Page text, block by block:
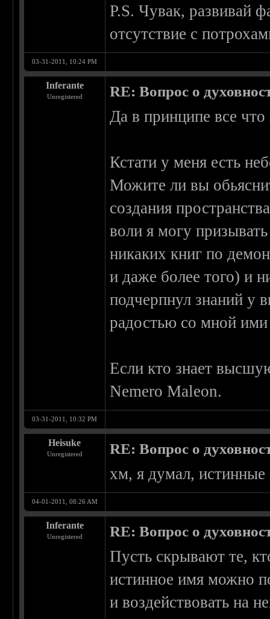
P.S. Чувак, развивай
отсутствие с
03-31-2011, 10:24 PM
Inferante
Unregistered RE: Вопрос о
Да в принципе все
Кстати у меня есть
Можите ли вы
создания
воли я могу
никаких книг по
и даже более того) и
подчерпнул знаний у
радостью со мной ими
Если кто знает
Nemero Maleon.
03-31-2011, 10:32 PM
Heisuke
Unregistered RE: Вопрос о
хм, я думал, истинные
04-01-2011, 08:26 AM
Inferante
Unregistered RE: Вопрос о
Пусть скрывают те,
истинное имя можно
и воздействовать на